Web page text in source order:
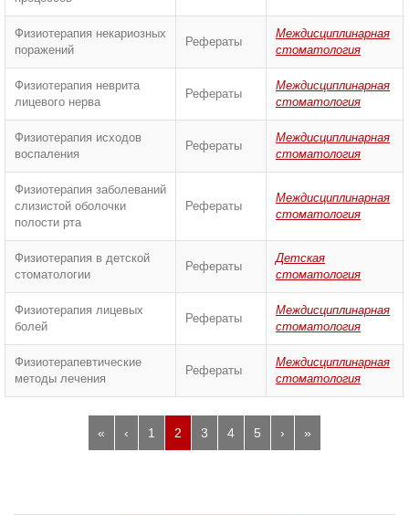
Физиотерапия некариозных
поражений
Рефераты
Междисциплинарная
стоматология
Физиотерапия неврита
лицевого нерва
Рефераты
Междисциплинарная
стоматология
Физиотерапия исходов
воспаления
Рефераты
Междисциплинарная
стоматология
Физиотерапия заболеваний
слизистой оболочки
полости рта
Рефераты
Междисциплинарная
стоматология
Физиотерапия в детской
стоматологии
Рефераты
Детская
стоматология
Физиотерапия лицевых
болей
Рефераты
Междисциплинарная
стоматология
Физиотерапевтические
методы лечения
Рефераты
Междисциплинарная
стоматология
« ‹ 1 2 3 4 5 › »